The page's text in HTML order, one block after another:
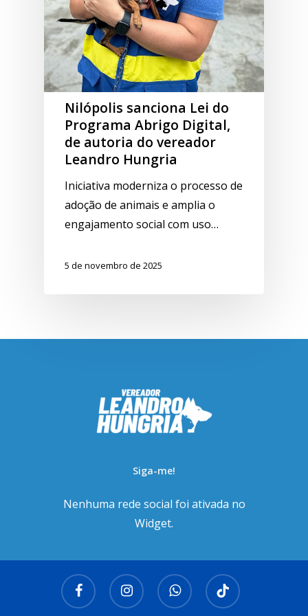
Nilópolis sanciona Lei do
Programa Abrigo Digital,
de autoria do vereador
Leandro Hungria
Iniciativa moderniza o processo de
adoção de animais e amplia o
engajamento social com uso…
5 de novembro de 2025
Siga-me!
Nenhuma rede social foi ativada no
Widget.
facebook instagram whatsapp tiktok